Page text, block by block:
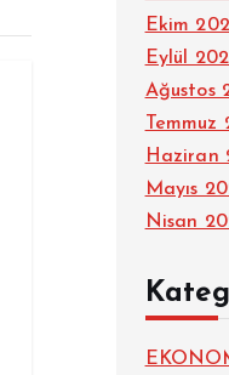
Ekim
Eylül
Ağustos
Temmuz
Haziran
Mayıs
Nisan